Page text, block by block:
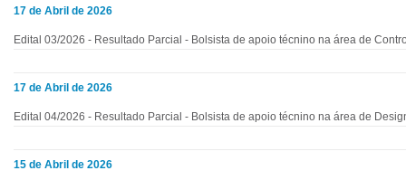
17 de Abril de 2026
Edital 03/2026 - Resultado Parcial - Bolsista de apoio técnino na área de
17 de Abril de 2026
Edital 04/2026 - Resultado Parcial - Bolsista de apoio técnino na área de
15 de Abril de 2026